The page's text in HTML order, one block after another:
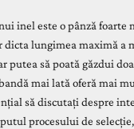
inel este o pânză foarte
lungimea maximă a
putea să poată găzdui
mai lată oferă mai
să discutați despre
procesului de